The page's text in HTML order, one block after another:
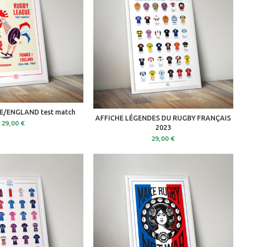
TO CART
ENGLAND test match
29,00€ ADD TO CART
AFFICHE LÉGENDES DU RUGBY FRANÇAIS
2023
29,00€